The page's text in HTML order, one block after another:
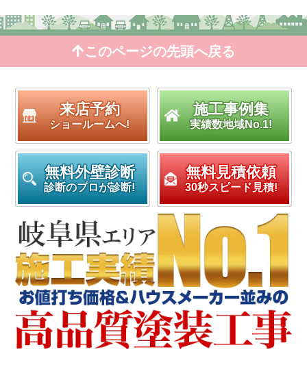
このページの先頭へ戻る
来店予約
ショールームへ!
施工事例集
実績数地域No.1!
無料外壁診断
診断のプロが診断!
無料見積依頼
30秒スピード見積!